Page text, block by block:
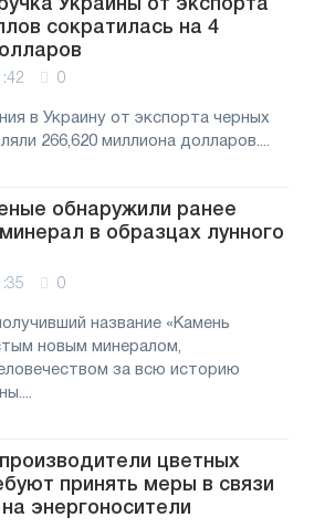
Украины от экспорта
сократилась на 4
0
в Украину от экспорта черных
266,620 миллиона долларов....
обнаружили ранее
в образцах лунного
0
название «Камень
новым минералом,
за всю историю
цветных
принять меры в связи
энергоносители